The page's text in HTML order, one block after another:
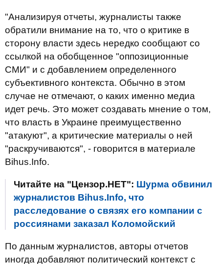
"Анализируя отчеты, журналисты также
обратили внимание на то, что о критике в
сторону власти здесь нередко сообщают со
ссылкой на обобщенное "оппозиционные
СМИ" и с добавлением определенного
субъективного контекста. Обычно в этом
случае не отмечают, о каких именно медиа
идет речь. Это может создавать мнение о том,
что власть в Украине преимущественно
"атакуют", а критические материалы о ней
"раскручиваются", - говорится в материале
Bihus.Info.
Читайте на "Цензор.НЕТ": Шурма обвинил
журналистов Bihus.Info, что
расследование о связях его компании с
россиянами заказал Коломойский
По данным журналистов, авторы отчетов
иногда добавляют политический контекст с